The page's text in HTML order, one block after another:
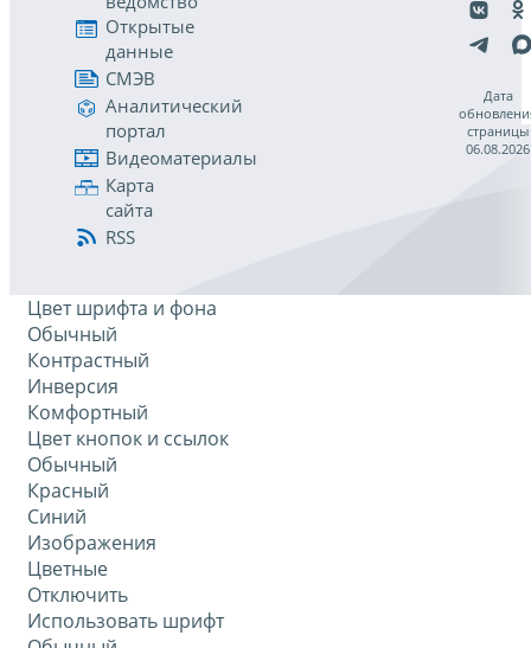
Открытые
данные
СМЭВ
Аналитический
портал
Видеоматериалы
Карта
сайта
RSS
Дата
страницы
06.08.2026
Цвет шрифта и фона
Обычный
Контрастный
Инверсия
Комфортный
Цвет кнопок и ссылок
Обычный
Красный
Синий
Изображения
Цветные
Отключить
Использовать шрифт